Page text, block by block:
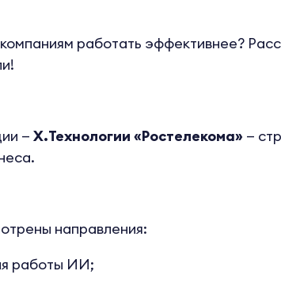
работать эффективнее?
— X.Технологии «Ростелекома» —
направления:
работы ИИ;